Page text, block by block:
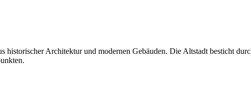
historischer Architektur und modernen Gebäuden. Die Altstadt besticht